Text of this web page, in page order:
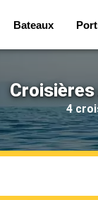
Bateaux
4